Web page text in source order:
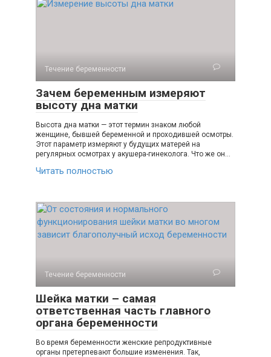
Течение беременности
Зачем беременным измеряют
высоту дна матки
Высота дна матки — этот термин знаком любой
женщине, бывшей беременной и проходившей осмотры.
Этот параметр измеряют у будущих матерей на
регулярных осмотрах у акушера-гинеколога. Что же он…
Читать полностью
Течение беременности
Шейка матки – самая
ответственная часть главного
органа беременности
Во время беременности женские репродуктивные
органы претерпевают большие изменения. Так,